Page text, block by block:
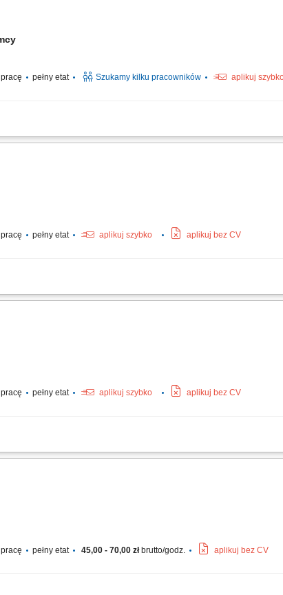
pełny etat Szukamy kilku pracowników aplikuj
zakończeniu pracy na maszynie, praca z ekipami budowlanymi; Miejsce
pełny etat aplikuj szybko aplikuj bez CV
budowlanych, wsparcie zespołu budowlanego przy pracach
pełny etat aplikuj szybko aplikuj bez CV
w systemie mieszanym: operator żurawia- pracownik budowlany;
pełny etat 45,00 - 70,00 złbrutto/godz. aplikuj bez CV